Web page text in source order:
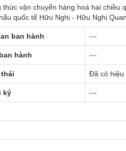
vận chuyển hàng hoá hai chiều
quốc tế Hữu Nghị - Hữu Nghị Quan
ban hành ---
hành ---
Đã có hiệu
ký ---